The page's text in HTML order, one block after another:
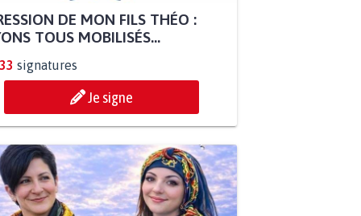
DE MON FILS THÉO :
TOUS MOBILISÉS...
signatures
Je signe